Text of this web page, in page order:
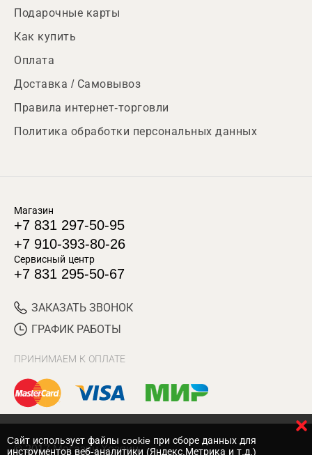
Подарочные карты
Как купить
Оплата
Доставка / Самовывоз
Правила интернет-торговли
Политика обработки персональных данных
Магазин
+7 831 297-50-95
+7 910-393-80-26
Сервисный центр
+7 831 295-50-67
ЗАКАЗАТЬ ЗВОНОК
ГРАФИК РАБОТЫ
ПРИНИМАЕМ К ОПЛАТЕ
© 2017 Магазин Хозяин
Cайт использует файлы cookie при сборе данных для
инструментов веб-аналитики (Яндекс.Метрика и т.д.)